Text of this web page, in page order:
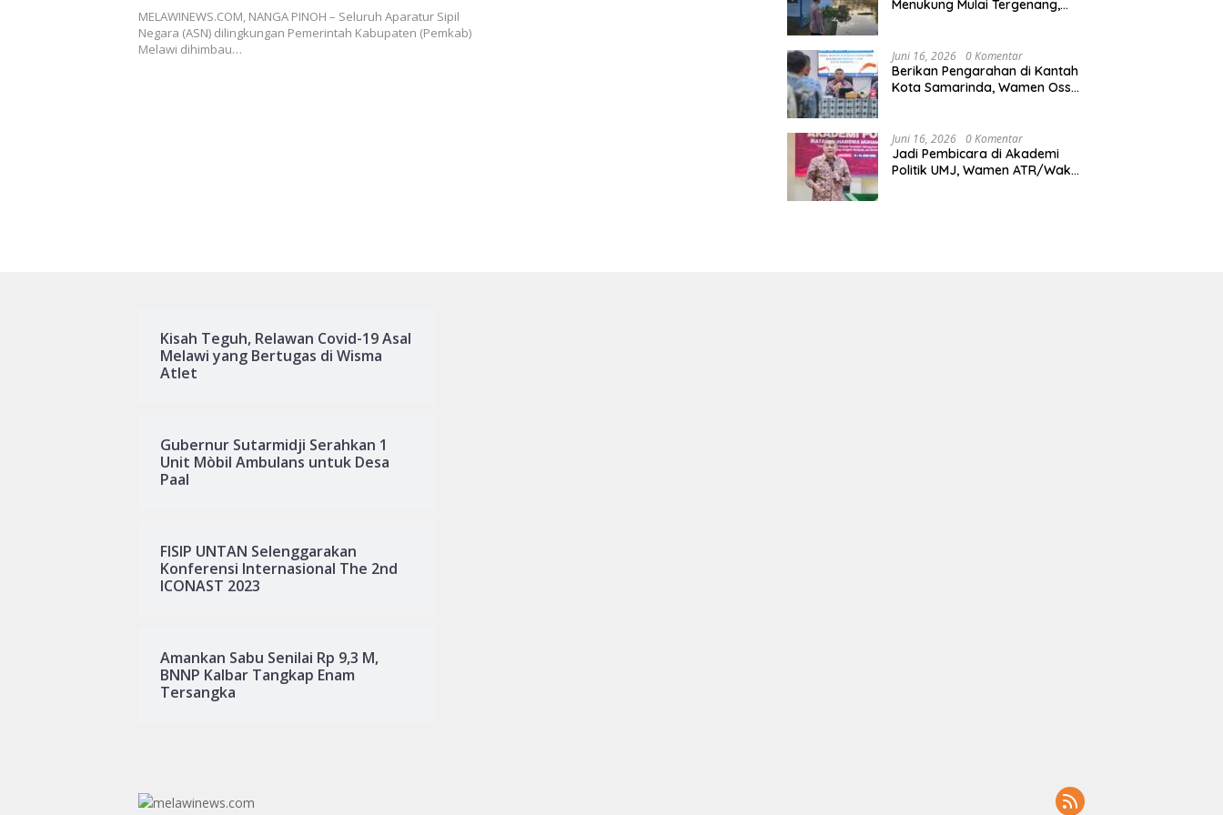
Praktis
MELAWINEWS.COM, NANGA PINOH – Seluruh Aparatur Sipil
Negara (ASN) dilingkungan Pemerintah Kabupaten (Pemkab)
Melawi dihimbau…
Menukung Mulai Tergenang,
Juni 16, 2026 0 Komentar
Berikan Pengarahan di Kantah
Kota Samarinda, Wamen Ossy:
Kalimantan Timur
Juni 16, 2026 0 Komentar
Jadi Pembicara di Akademi
Politik UMJ, Wamen ATR/Waka
Kisah Teguh, Relawan Covid-19 Asal
Melawi yang Bertugas di Wisma
Atlet
Gubernur Sutarmidji Serahkan 1
Unit Mòbil Ambulans untuk Desa
Paal
FISIP UNTAN Selenggarakan
Konferensi Internasional The 2nd
ICONAST 2023
Amankan Sabu Senilai Rp 9,3 M,
BNNP Kalbar Tangkap Enam
Tersangka